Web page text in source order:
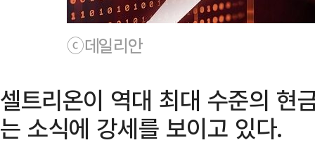
ⓒ데일리안
셀트리온이 역대 최대 수준의 현
는 소식에 강세를 보이고 있다.